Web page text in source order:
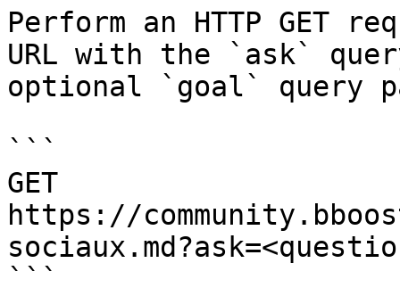
Perform an HTTP GET
URL with the `ask`
optional `goal` query
```
GET
https://
```